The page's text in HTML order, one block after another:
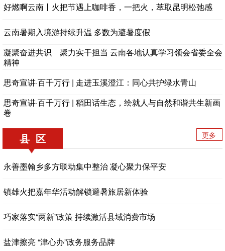
好燃啊云南丨火把节遇上咖啡香，一把火，萃取昆明松弛感
云南暑期入境游持续升温 多数为避暑度假
凝聚奋进共识 聚力实干担当 云南各地认真学习领会省委全会
精神
思奇宣讲·百千万行 | 走进玉溪澄江：同心共护绿水青山
思奇宣讲·百千万行 | 稻田话生态，绘就人与自然和谐共生新画
卷
县 区 更多
永善墨翰乡多方联动集中整治 凝心聚力保平安
镇雄火把嘉年华活动解锁避暑旅居新体验
巧家落实“两新”政策 持续激活县域消费市场
盐津擦亮 “津心办”政务服务品牌